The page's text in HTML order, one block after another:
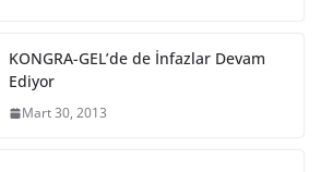
KONGRA-GEL’de de İnfazlar Devam
Ediyor
Mart 30, 2013